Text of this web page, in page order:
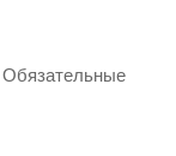
Обязательные